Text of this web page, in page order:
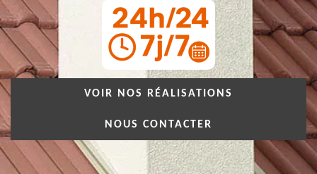
VOIR NOS RÉALISATIONS
NOUS CONTACTER